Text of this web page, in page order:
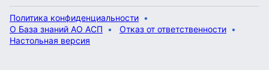
Политика конфиденциальности
О База знаний АО АСП
Отказ от ответственности
Настольная версия